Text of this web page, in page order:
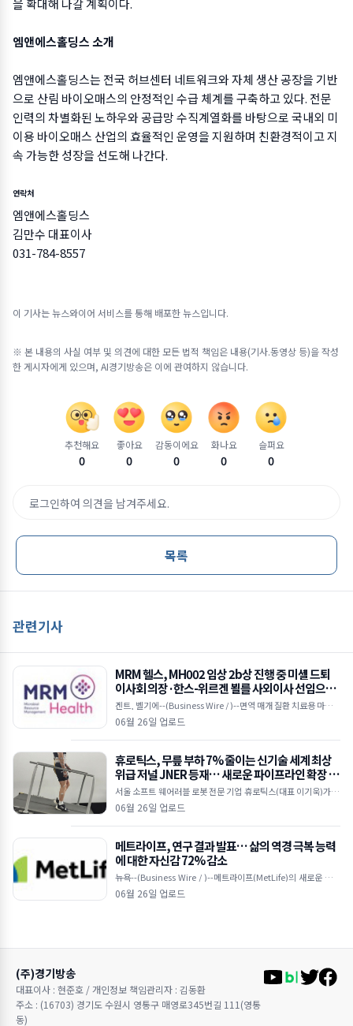
엠앤에스홀딩스 소개
엠앤에스홀딩스는 전국 허브센터 네트워크와 자체 생산 공장을 기반
으로 산림 바이오매스의 안정적인 수급 체계를 구축하고 있다. 전문
인력의 차별화된 노하우와 공급망 수직계열화를 바탕으로 국내외 미
이용 바이오매스 산업의 효율적인 운영을 지원하며 친환경적이고 지
속 가능한 성장을 선도해 나간다.
연락처
엠앤에스홀딩스
김만수 대표이사
031-784-8557
이 기사는 뉴스와이어 서비스를 통해 배포한 뉴스입니다.
※ 본 내용의 사실 여부 및 의견에 대한 모든 법적 책임은 내용(기사.동영상 등)을 작성
한 게시자에게 있으며, AI경기방송은 이에 관여하지 않습니다.
추천해요
0
좋아요
0
감동이에요
0
화나요
0
슬퍼요
0
로그인하여 의견을 남겨주세요.
목록
관련기사
MRM 헬스, MH002 임상 2b상 진행 중 미셸 드퇴
이사회 의장·한스-위르겐 뵐를 사외이사 선임으로
이사회 강화
겐트, 벨기에--(Business Wire / )--면역 매개 질환 치료용 마이크
로바이옴 기반 치료제를 개발 중인 임상 단계 바이오텍인 MRM 헬
06월 26일 업로드
휴로틱스, 무릎 부하 7% 줄이는 신기술 세계 최상
위급 저널 JNER 등재… 새로운 파이프라인 확장 시
동
서울 소프트 웨어러블 로봇 전문 기업 휴로틱스(대표 이기욱)가 개
발한 무동력 기반의 ‘수동형 소프트 엑소슈트(Passive Soft Exos
06월 26일 업로드
메트라이프, 연구 결과 발표… 삶의 역경 극복 능력
에 대한 자신감 72% 감소
뉴욕--(Business Wire / )--메트라이프(MetLife)의 새로운 다국
적 연구에 따르면, 눈에 띄는 ‘자신감 격차(confidence gap)’가
06월 26일 업로드
(주)경기방송
대표이사 : 현준호 / 개인정보 책임관리자 : 김동환
주소 : (16703) 경기도 수원시 영통구 매영로345번길 111(영통
동)